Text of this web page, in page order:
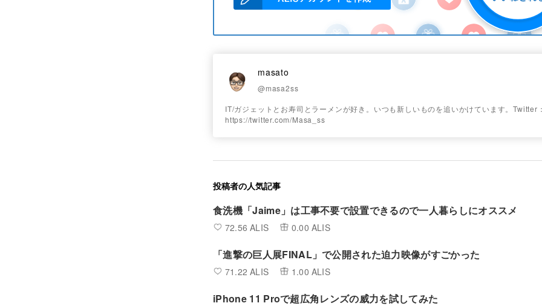
masato
@masa2ss
IT/ガジェットとお寿司とラーメンが好き。いつも新しいものを追いかけています。Twitter
https://twitter.com/Masa_ss
投稿者の人気記事
食洗機「Jaime」は工事不要で設置できるので一人暮らしにオススメ
72.56 ALIS 0.00 ALIS
「進撃の巨人展FINAL」で公開された迫力映像がすごかった
71.22 ALIS 1.00 ALIS
iPhone 11 Proで超広角レンズの威力を試してみた